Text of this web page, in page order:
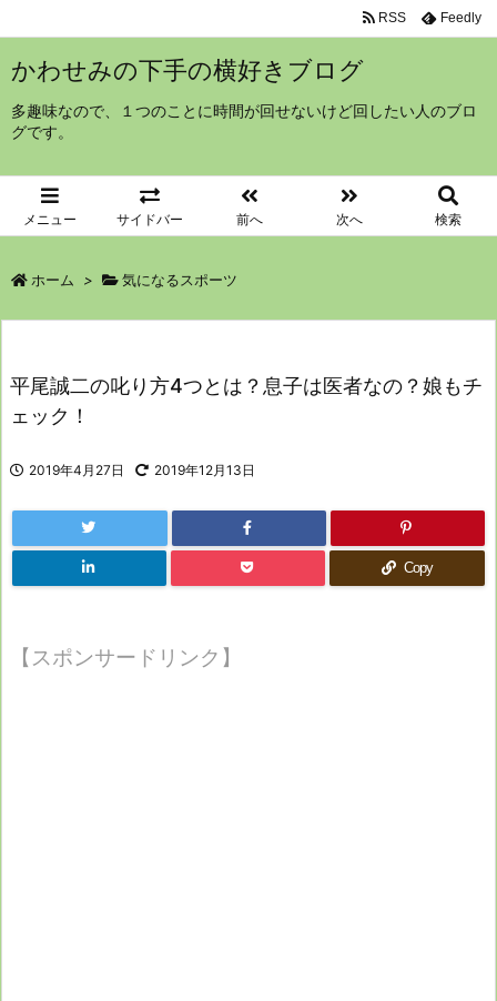
かわせみの下手の横好きブログ
多趣味なので、１つのことに時間が回せないけど回したい人のブロ
グです。
メニュー サイドバー 前へ 次へ 検索
RSS Feedly
ホーム > 気になるスポーツ
平尾誠二の叱り方4つとは？息子は医者なの？娘もチ
ェック！
2019年4月27日 2019年12月13日
Copy
【スポンサードリンク】